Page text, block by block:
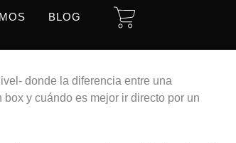
BLOG CART
donde la diferencia entre una
y cuándo es mejor ir directo por un